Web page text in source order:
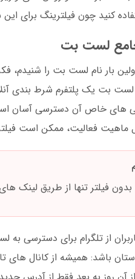
کنید چون فیلترینگ برای
لست بت
بار نام لست بت را شنیدم،
لست بت یک پلتفرم شرط بندی
های خاص آن دسترسی آسان
ماهیت فعالیت، ممکن است
فیلتر تنها از طریق لینک
از تلگرام برای دسترسی
باشد: همیشه از کانال